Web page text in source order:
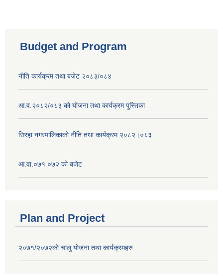
Budget and Program
नीति कार्यक्रम तथा बजेट २०८३/०८४
आ.व.२०८२/०८३ को योजना तथा कार्यक्रम पुस्तिका
सिरहा नगरपालिकाको नीति तथा कार्यक्रम २०८२।०८३
आ.वा.०७१ ०७२ को बजेट
Plan and Project
२०७१/२०७२को चालु योजना तथा कार्यक्रमहरु